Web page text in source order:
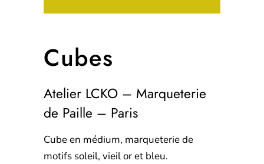
Cubes
Atelier LCKO – Marqueterie
de Paille – Paris
Cube en médium, marqueterie de
motifs soleil, vieil or et bleu.